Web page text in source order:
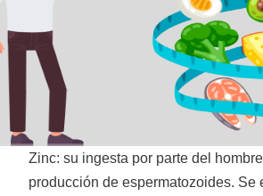
Zinc: su ingesta por parte del
producción de espermatozoides. Se